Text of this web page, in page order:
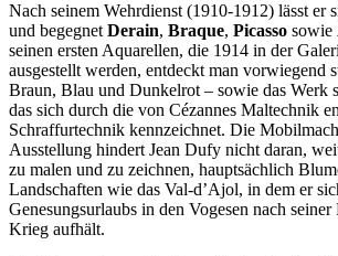
Nach seinem Wehrdienst (1910-1912) lässt er
und begegnet Derain, Braque, Picasso sowie
seinen ersten Aquarellen, die 1914 in der
ausgestellt werden, entdeckt man vorwiegend
Braun, Blau und Dunkelrot – sowie das Werk
das sich durch die von Cézannes Maltechnik
Schraffurtechnik kennzeichnet. Die
Ausstellung hindert Jean Dufy nicht daran,
zu malen und zu zeichnen, hauptsächlich
Landschaften wie das Val-d’Ajol, in dem er
Genesungsurlaubs in den Vogesen nach
Krieg aufhält.